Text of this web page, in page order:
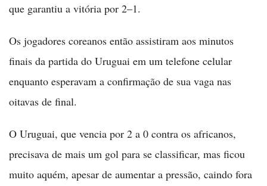
que garantiu a vitória por 2–1.
Os jogadores coreanos então assistiram aos minutos
finais da partida do Uruguai em um telefone celular
enquanto esperavam a confirmação de sua vaga nas
oitavas de final.
O Uruguai, que vencia por 2 a 0 contra os africanos,
precisava de mais um gol para se classificar, mas ficou
muito aquém, apesar de aumentar a pressão, caindo fora